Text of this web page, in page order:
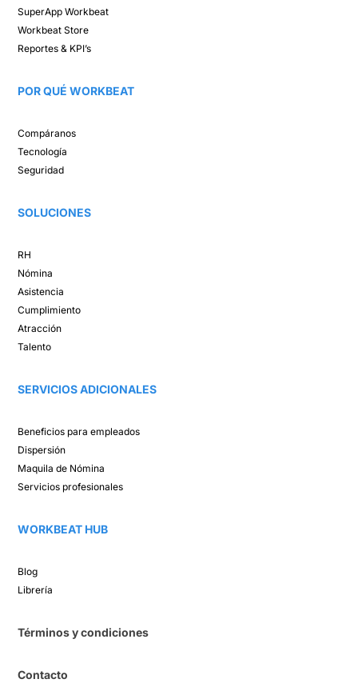
SuperAppWorkbeat
Workbeat Store​
Reportes & KPI’s​
POR QUÉ WORKBEAT​
Compáranos ​
Tecnología​
Seguridad
SOLUCIONES​
RH
Nómina​
Asistencia​
Cumplimiento​
Atracción ​
Talento ​
SERVICIOS ADICIONALES
Beneficios para empleados​
Dispersión​
Maquila de Nómina​
Servicios profesionales
WORKBEAT HUB​
Blog​
Librería​
Términos y condiciones
Contacto